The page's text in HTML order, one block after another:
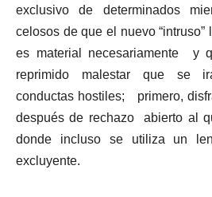
exclusivo de determinados
celosos de que el nuevo “intruso”
es material necesariamente y
reprimido malestar que se
conductas hostiles; primero,
después de rechazo abierto al
donde incluso se utiliza un
excluyente.